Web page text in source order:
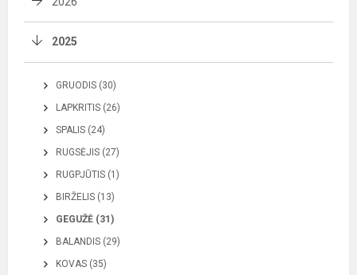
2025
GRUODIS (30)
LAPKRITIS (26)
SPALIS (24)
RUGSĖJIS (27)
RUGPJŪTIS (1)
BIRŽELIS (13)
GEGUŽĖ (31)
BALANDIS (29)
KOVAS (35)